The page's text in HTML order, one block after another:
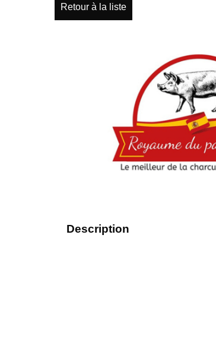
Retour à la liste
Description